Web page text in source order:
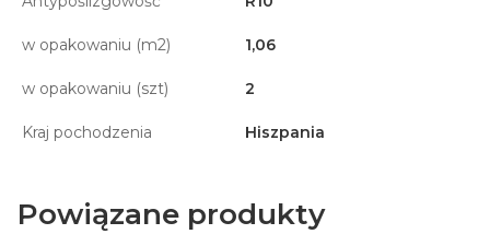
w opakowaniu (m2) 1,06
w opakowaniu (szt) 2
Kraj pochodzenia Hiszpania
Powiązane produkty